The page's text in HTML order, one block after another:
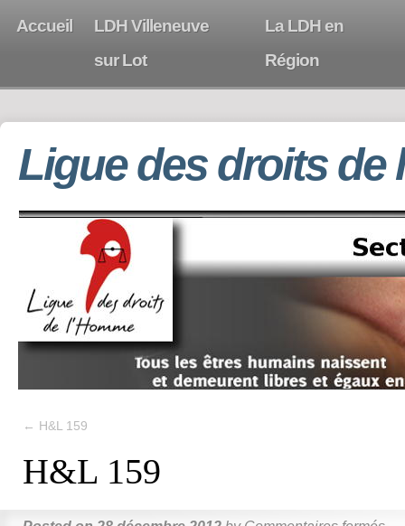
Accueil
LDH Villeneuve
sur Lot
La LDH en
Région
Ligue des droits de
← H&L 159
H&L 159